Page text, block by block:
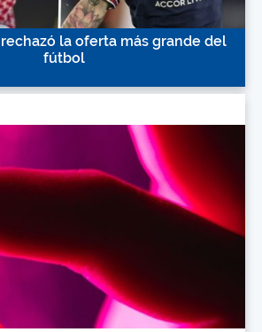
la oferta más grande del
fútbol